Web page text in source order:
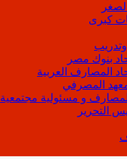
كبرى
وتدريب
بنوك مصر
المصارف العربية
المصرفي
و مسئولية مجتمعية
التحرير